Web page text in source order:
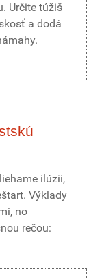
Určite túžiš
a dodá
ilúzii,
Výklady
no
rečou: